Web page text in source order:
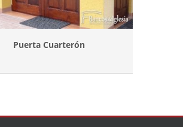
Puerta Cuarterón